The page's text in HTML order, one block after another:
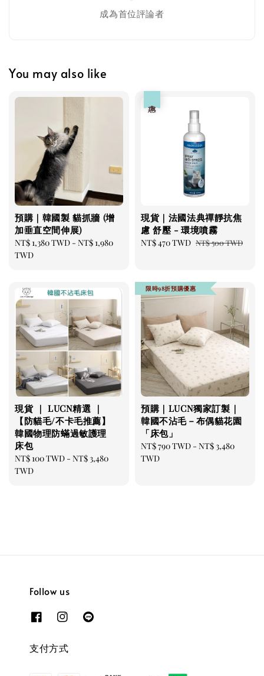
NT$ 119 TWD
NT$ 145 TWD
加入購物車
美國貓草毛線鼠鼠加購
美國有機貓草毛線老鼠
NT$ 300 TWD
NT$ 350 TWD
成為首位評論者
You may also like
預購｜韓國製 貓抓牆 (增
加垂直空間伸展)
Regular
price
NT$ 1,380 TWD - NT$ 1,980
TWD
現貨｜法國法典禪靜抗焦
慮 舒壓 - 環境噴霧
Sale
NT$ 470 TWD Regular
NT$ 500 TWD
現貨 ｜ LUCN精選 ｜
【防貓毛/不卡毛推薦】
韓國物理防蟎過敏護理
床包
Regular
price
NT$ 100 TWD - NT$ 3,480
TWD
限時98折預購優惠
預購｜LUCN獨家訂製｜
韓國不沾毛－布偶貓花園
「床包」
Regular
price
NT$ 790 TWD - NT$ 3,480
TWD
Follow us
支付方式